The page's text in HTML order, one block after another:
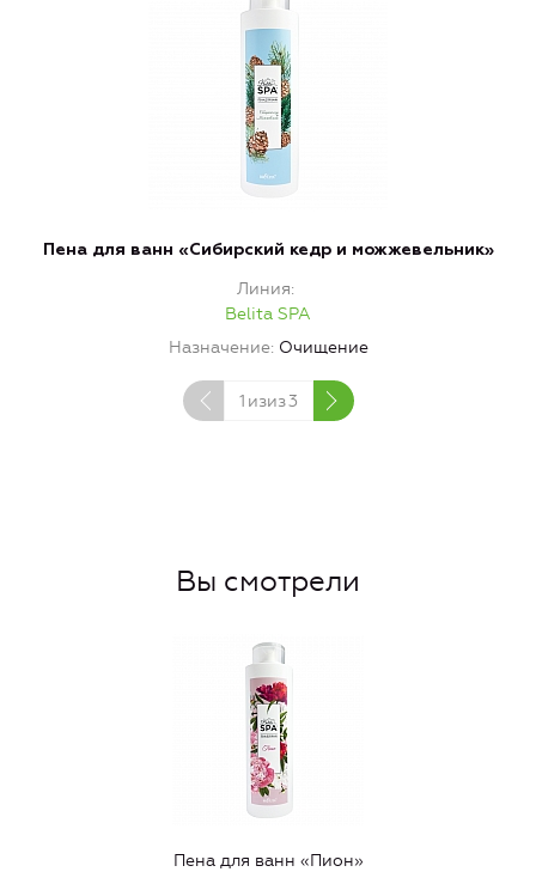
Пена для ванн «Сибирский кедр и можжевельник»
Линия
Belita SPA
Назначение Очищение
1 изиз3
Вы смотрели
Пена для ванн «Пион»